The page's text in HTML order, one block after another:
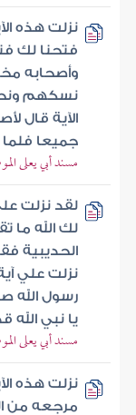
نزلت هذه
فتحنا لك
وأصحابه
نسكهم
الآية قال
جميعا فلما
مسند أبي يعلى
لقد نزلت
لك الله ما
الحديبية
نزلت علي
رسول الله
يا نبي الله
مسند أبي يعلى
نزلت هذه
مرجعه من